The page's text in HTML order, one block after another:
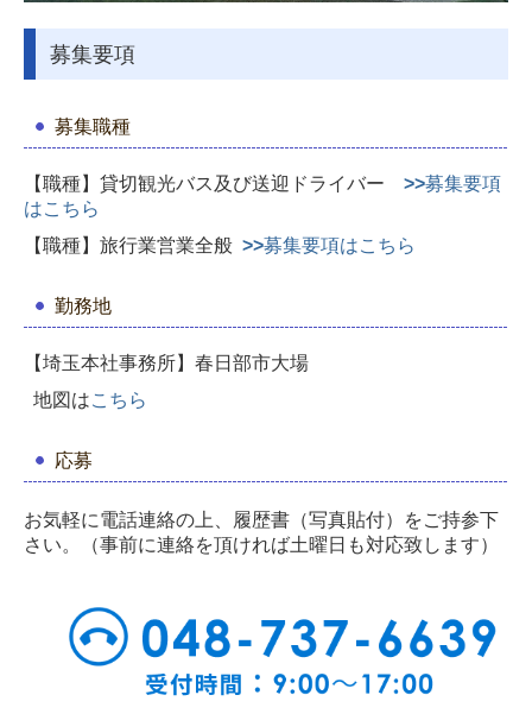
初任運転者乗務指導
募集要項
募集職種
【職種】貸切観光バス及び送迎ドライバー >>募集要項
はこちら
【職種】旅行業営業全般 >>募集要項はこちら
勤務地
【埼玉本社事務所】春日部市大場
地図はこちら
応募
お気軽に電話連絡の上、履歴書（写真貼付）をご持参下
さい。
（事前に連絡を頂ければ土曜日も対応致します）